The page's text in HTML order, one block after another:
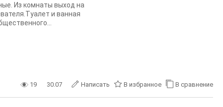
Из комнаты выход на
и ванная
19 30.07 Написать В избранное В сравнение